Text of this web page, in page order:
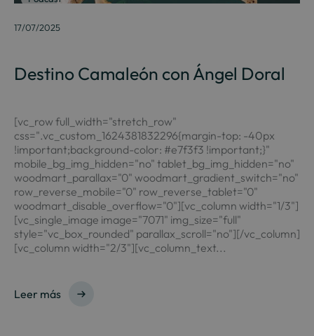
17/07/2025
Destino Camaleón con Ángel Doral
[vc_row full_width="stretch_row"
css=".vc_custom_1624381832296{margin-top: -40px
!important;background-color: #e7f3f3 !important;}"
mobile_bg_img_hidden="no" tablet_bg_img_hidden="no"
woodmart_parallax="0" woodmart_gradient_switch="no"
row_reverse_mobile="0" row_reverse_tablet="0"
woodmart_disable_overflow="0"][vc_column width="1/3"]
[vc_single_image image="7071" img_size="full"
style="vc_box_rounded" parallax_scroll="no"][/vc_column]
[vc_column width="2/3"][vc_column_text...
Leer más